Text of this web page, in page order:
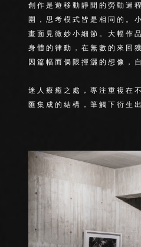
創作是遊移動靜間的勞動過
圍，思考模式皆是相同的。
畫面見微妙小細節。大幅作
身體的律動，在無數的來回
因篇幅而侷限揮灑的想像，
迷人療癒之處，專注重複在
匯集成的結構，筆觸下衍生